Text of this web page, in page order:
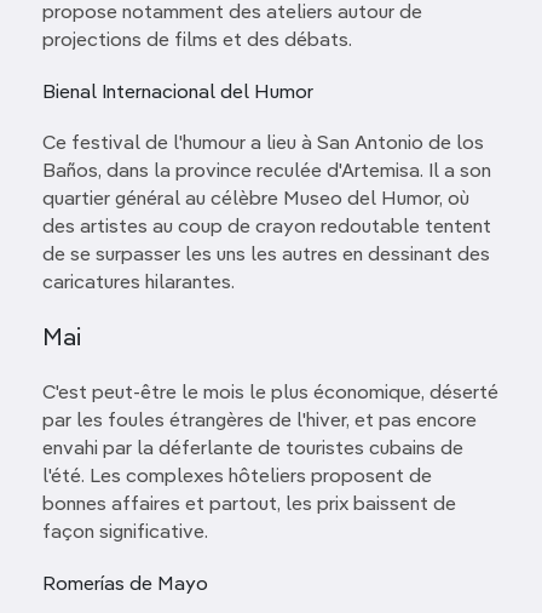
propose notamment des ateliers autour de
projections de films et des débats.
Bienal Internacional del Humor
Ce festival de l'humour a lieu à San Antonio de los
Baños, dans la province reculée d'Artemisa. Il a son
quartier général au célèbre Museo del Humor, où
des artistes au coup de crayon redoutable tentent
de se surpasser les uns les autres en dessinant des
caricatures hilarantes.
Mai
C'est peut-être le mois le plus économique, déserté
par les foules étrangères de l'hiver, et pas encore
envahi par la déferlante de touristes cubains de
l'été. Les complexes hôteliers proposent de
bonnes affaires et partout, les prix baissent de
façon significative.
Romerías de Mayo